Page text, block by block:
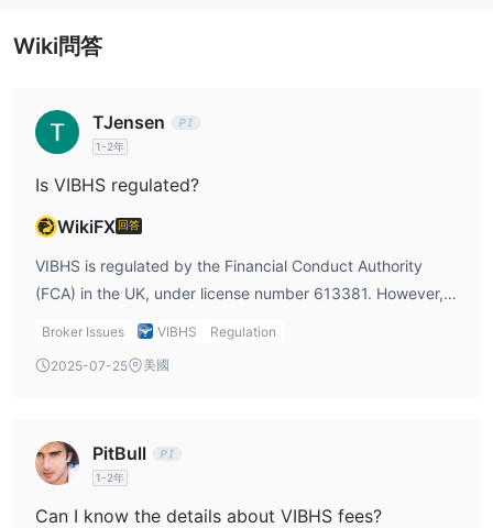
1.5-1.8%，銀行轉帳的£15-£40），並且通常在24小時內處理這些
Wiki問答
TJensen
1-2年
Is VIBHS regulated?
WikiFX 回答
VIBHS is regulated by the Financial Conduct Authority
(FCA) in the UK, under license number 613381. However,
its regulatory status is currently unverified, and users
Broker Issues VIBHS Regulation
2025-07-25 美國
PitBull
1-2年
Can I know the details about VIBHS fees?